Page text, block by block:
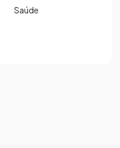
Saúde